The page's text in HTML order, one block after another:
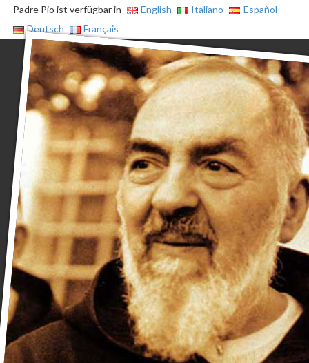
Padre Pio ist verfügbar in English Italiano
Español
Deutsch
Français